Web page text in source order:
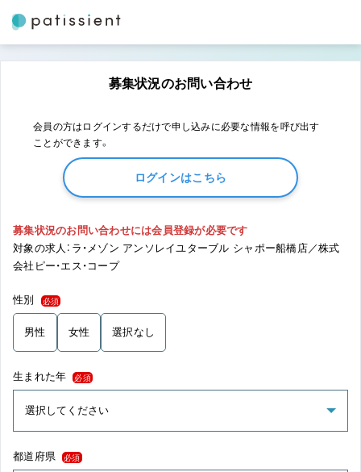
募集状況のお問い合わせ
会員の方はログインするだけで申し込みに必要な情報を呼び出す
ことができます。
ログインはこちら
募集状況のお問い合わせには会員登録が必要です
対象の求人：ラ・メゾン アンソレイユターブル シャポー船橋店／株式
会社ピー・エス・コープ
性別 必須
男性 女性 選択なし
生まれた年 必須
都道府県 必須